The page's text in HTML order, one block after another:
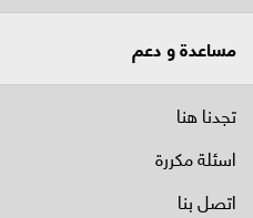
مساعدة و دعم
تجدنا هنا
اسئلة مكررة
اتصل بنا